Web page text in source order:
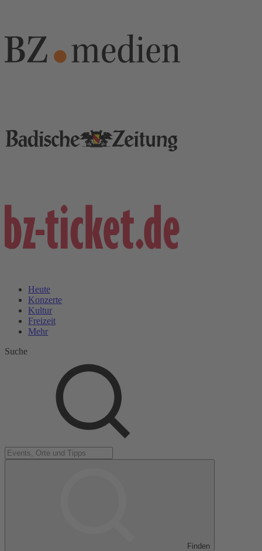
Heute
Konzerte
Kultur
Freizeit
Mehr
Suche
Finden